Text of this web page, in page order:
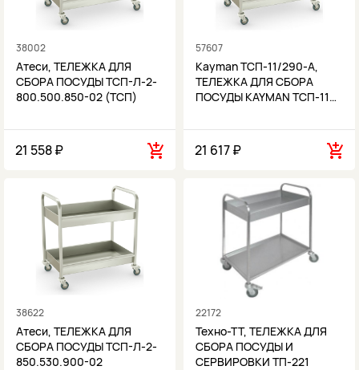
38002
Атеси, ТЕЛЕЖКА ДЛЯ
СБОРА ПОСУДЫ ТСП-Л-2-
800.500.850-02 (ТСП)
21 558 ₽
57607
Kayman ТСП-11/290-А,
ТЕЛЕЖКА ДЛЯ СБОРА
ПОСУДЫ KAYMAN ТСП-11…
21 617 ₽
38622
Атеси, ТЕЛЕЖКА ДЛЯ
СБОРА ПОСУДЫ ТСП-Л-2-
850.530.900-02
22172
Техно-ТТ, ТЕЛЕЖКА ДЛЯ
СБОРА ПОСУДЫ И
СЕРВИРОВКИ ТП-221